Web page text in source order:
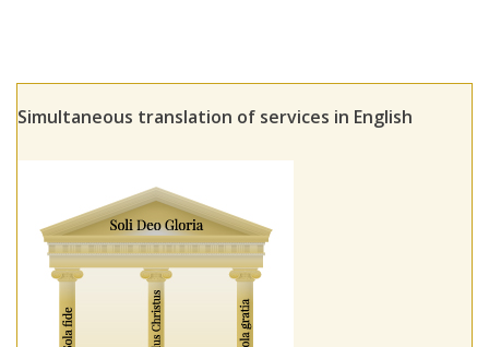
Simultaneous translation of services in English